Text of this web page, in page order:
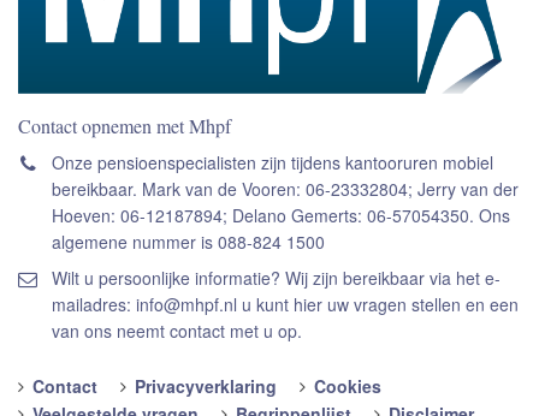
Contact opnemen met Mhpf
Onze pensioenspecialisten zijn tijdens kantooruren mobiel
bereikbaar. Mark van de Vooren: 06-23332804; Jerry van der
Hoeven: 06-12187894; Delano Gemerts: 06-57054350. Ons
algemene nummer is 088-824 1500
Wilt u persoonlijke informatie? Wij zijn bereikbaar via het e-
mailadres: info@mhpf.nl u kunt hier uw vragen stellen en een
van ons neemt contact met u op.
Contact Privacyverklaring
Cookies